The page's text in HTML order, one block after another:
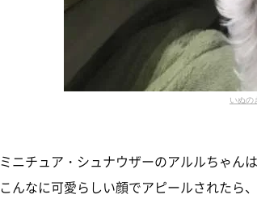
いぬの
ミニチュア・シュナウザーのアルルちゃ
こんなに可愛らしい顔でアピールされたら